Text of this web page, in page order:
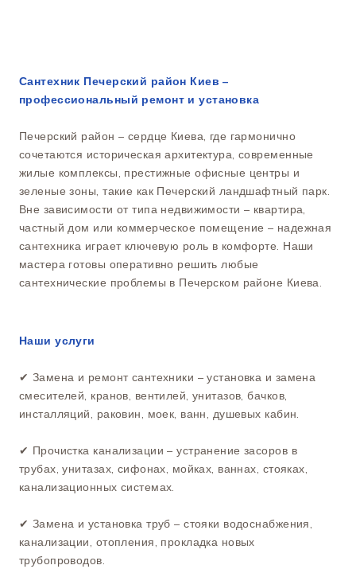
Сантехник Печерский район Киев –
профессиональный ремонт и установка
Печерский район – сердце Киева, где гармонично
сочетаются историческая архитектура, современные
жилые комплексы, престижные офисные центры и
зеленые зоны, такие как Печерский ландшафтный парк.
Вне зависимости от типа недвижимости – квартира,
частный дом или коммерческое помещение – надежная
сантехника играет ключевую роль в комфорте. Наши
мастера готовы оперативно решить любые
сантехнические проблемы в Печерском районе Киева.
Наши услуги
✔ Замена и ремонт сантехники – установка и замена
смесителей, кранов, вентилей, унитазов, бачков,
инсталляций, раковин, моек, ванн, душевых кабин.
✔ Прочистка канализации – устранение засоров в
трубах, унитазах, сифонах, мойках, ваннах, стояках,
канализационных системах.
✔ Замена и установка труб – стояки водоснабжения,
канализации, отопления, прокладка новых
трубопроводов.